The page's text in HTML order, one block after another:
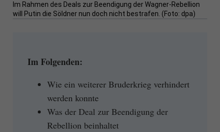
Im Rahmen des Deals zur Beendigung der Wagner-Rebellion
will Putin die Söldner nun doch nicht bestrafen. (Foto: dpa)
Im Folgenden:
Wie ein weiterer Bruderkrieg verhindert
werden konnte
Was der Deal zur Beendigung der
Rebellion beinhaltet